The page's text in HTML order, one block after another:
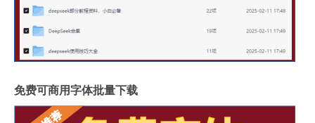
免费可商用字体批量下载